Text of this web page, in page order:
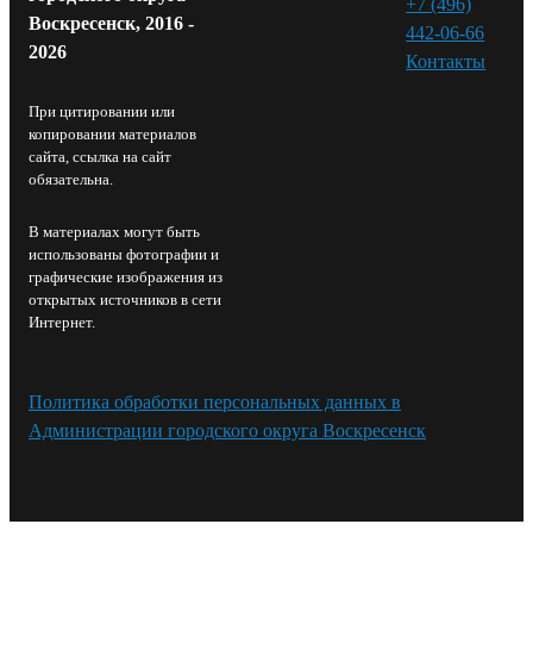
Воскресенск, 2016 -
2026
При цитировании или
копировании материалов
сайта, ссылка на сайт
обязательна.
В материалах могут быть
использованы фотографии и
графические изображения из
открытых источников в сети
Интернет.
442-06-66
Контакты⁠
Политика обработки персональных данных в
Администрации городского округа Воскресенск